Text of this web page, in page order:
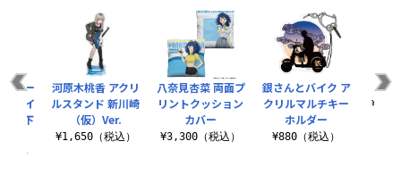
八奈見杏菜 両面プ
リントクッション
カバー
¥3,300（税込）
銀さんとバイク ア
クリルマルチキー
ホルダー
¥880（税込）
尾
ノー
ザイ
上下
込）
河原木桃香 アクリ
ルスタンド 新川崎
（仮）Ver.
¥1,650（税込）